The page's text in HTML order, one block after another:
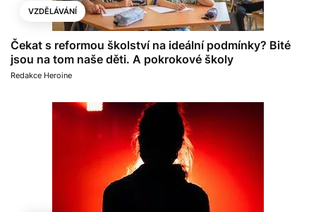
VZDĚLÁVÁNÍ
Čekat s reformou školství na ideální podmínky? Bité
jsou na tom naše děti. A pokrokové školy
Redakce Heroine